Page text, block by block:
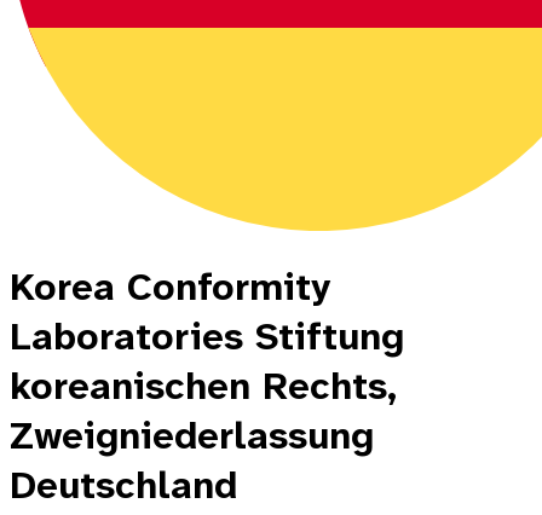
Korea Conformity
Laboratories Stiftung
koreanischen Rechts,
Zweigniederlassung
Deutschland